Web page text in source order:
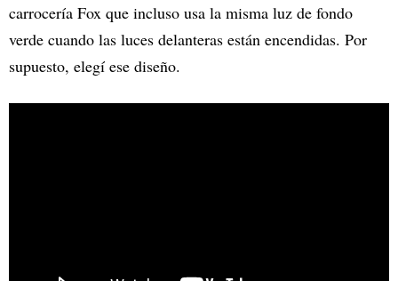
carrocería Fox que incluso usa la misma luz de fondo
verde cuando las luces delanteras están encendidas. Por
supuesto, elegí ese diseño.